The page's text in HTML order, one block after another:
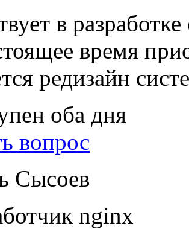
в
время
редизайн
оба дня
вопрос
Сысоев
nginx